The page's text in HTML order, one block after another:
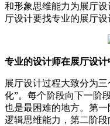
和形象思维能力为展厅
厅设计要找专业的展厅设
专业的设计师在展厅设计
展厅设计过程大致分为
化”。每个阶段向下一阶
也是最困难的地方。第
逻辑思维能力，第二阶